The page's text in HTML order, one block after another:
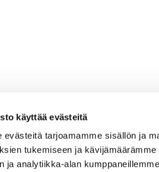
käyttää evästeitä
evästeitä tarjoamamme sisällön ja
tukemiseen ja
ja analytiikka-alan Caddiemaster